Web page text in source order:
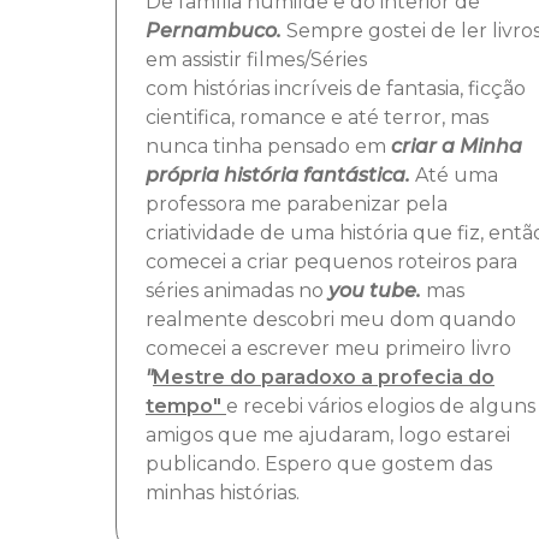
Pernambuco. Sempre gostei de ler
em assistir filmes/Séries
com histórias incríveis de fantasia, ficção
cientifica, romance e até terror, mas
nunca tinha pensado em criar a Minha
própria história fantástica. Até uma
professora me parabenizar pela
criatividade de uma história que fiz,
comecei a criar pequenos roteiros para
séries animadas no you tube. mas
realmente descobri meu dom quando
comecei a escrever meu primeiro livro
"Mestre do paradoxo a profecia do
tempo" e recebi vários elogios de alguns
amigos que me ajudaram, logo estarei
publicando. Espero que gostem das
minhas histórias.